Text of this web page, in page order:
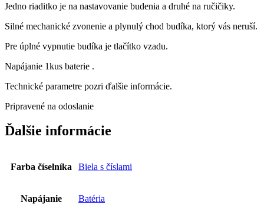
Jedno riaditko je na nastavovanie budenia a druhé na ručičiky.
Silné mechanické zvonenie a plynulý chod budíka, ktorý vás neruší.
Pre úplné vypnutie budíka je tlačítko vzadu.
Napájanie 1kus baterie .
Technické parametre pozri ďalšie informácie.
Pripravené na odoslanie
Ďalšie informácie
Farba číselníka Biela s číslami
Napájanie Batéria